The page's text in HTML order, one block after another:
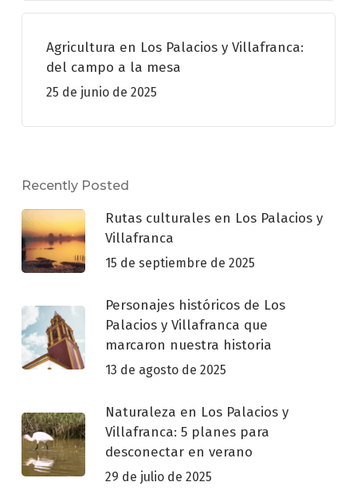
Agricultura en Los Palacios y Villafranca:
del campo a la mesa
25 de junio de 2025
Recently Posted
Rutas culturales en Los Palacios y
Villafranca
15 de septiembre de 2025
Personajes históricos de Los
Palacios y Villafranca que
marcaron nuestra historia
13 de agosto de 2025
Naturaleza en Los Palacios y
Villafranca: 5 planes para
desconectar en verano
29 de julio de 2025